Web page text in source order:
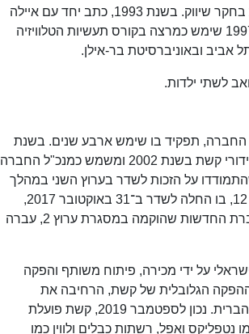
בשנת 1992). פרסם מבחר מאמרים אקדמיים וזכה בפרס "סיגל" על הצטיינות בחקר שיווק. בשנת 1993, כתב יחד עם איילה
רהב את הספר "פרסום בטלוויזיה: המדיום, המסר, הכסף". בין השנים 1993–1997 שימש כמרצה בקורס תעשיות הטלוויזיה
אביב ובאוניברסיטת בר-אילן.
מונה לסמנכ"ל השיווק של החברה, תפקיד בו שימש ארבע שנים. בשנת
1999, מונה להיות המשנה למנכ"ל והאחראי על התוכן בחברה. מונה למנכ"ל שידורי קשת בשנת 2002 ומשמש כמנכ"ל החברה
שהתמודדו על הזכות לשדר בערוץ השני במהלך
העשור העוקב (לצד רשת). בשנת 2017, זכתה קשת תחת ניהולו של ניר באפיק 12, בו החלה לשדר ב־31 באוקטובר 2017,
בעקבות פיצול ערוץ 2. החל מחודש ינואר 2019 – עת חל מיזוג רשת-עשר – חברת החדשות שהוקמה במסגרת ערוץ 2, עברה
על ידי מכירה, פיתוח משותף והפקה
הגלובלית של קשת, הרחיבה את
פעילותה מאז וכוללת שלוחות הפקה בבריטניה, בגרמניה, בהונג-קונג ובארצות-הברית. נכון לספטמבר 2019, קשת פועלת
ואפל, רשתות כבלים ולווין כמו